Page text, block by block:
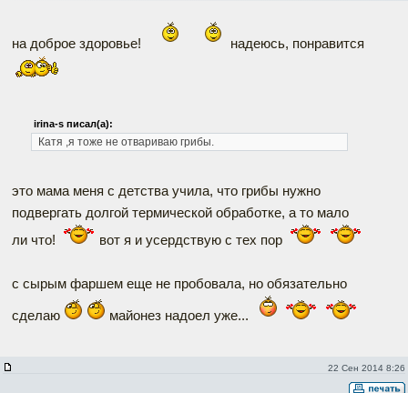
на доброе здоровье! надеюсь, понравится
irina-s писал(а):
Катя ,я тоже не отвариваю грибы.
это мама меня с детства учила, что грибы нужно
подвергать долгой термической обработке, а то мало
ли что!
вот я и усердствую с тех пор
с сырым фаршем еще не пробовала, но обязательно
сделаю майонез надоел уже...
22 Сен 2014 8:26